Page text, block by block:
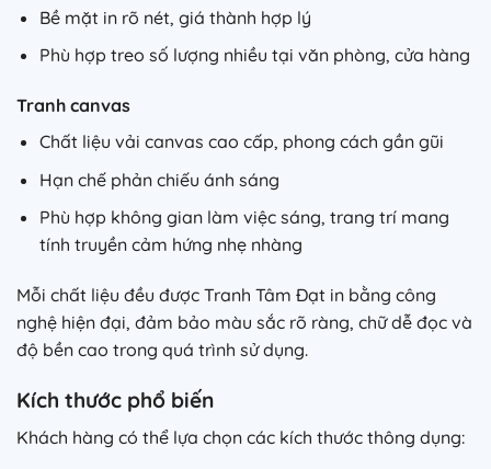
Bề mặt in rõ nét, giá thành hợp lý
Phù hợp treo số lượng nhiều tại văn phòng, cửa hàng
Tranh canvas
Chất liệu vải canvas cao cấp, phong cách gần gũi
Hạn chế phản chiếu ánh sáng
Phù hợp không gian làm việc sáng, trang trí mang
tính truyền cảm hứng nhẹ nhàng
Mỗi chất liệu đều được Tranh Tâm Đạt in bằng công
nghệ hiện đại, đảm bảo màu sắc rõ ràng, chữ dễ đọc và
độ bền cao trong quá trình sử dụng.
Kích thước phổ biến
Khách hàng có thể lựa chọn các kích thước thông dụng: